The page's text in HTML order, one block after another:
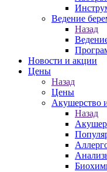
Ведение
Назад
Новости и акции
Цены
Назад
Цены
Акушерство
Назад